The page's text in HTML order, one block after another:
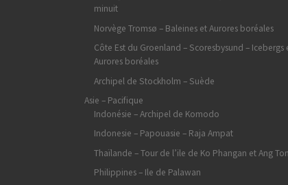
minuit
Norvège Tromsø – Baleines et Aurores boréales
Côte Est du Groenland – Scoresbysund – Icebergs
Aurores boréales
Archipel de Stockholm – Suède
Asie – Pacifique
Indonésie – Archipel de Komodo
Indonesie – Papouasie – Raja Ampat
Thaïlande – Tour de l’ile de Ko Phangan et Ang
Philippines – Ile de Palawan